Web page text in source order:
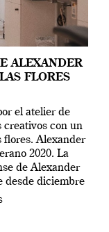
ALEXANDER
FLORES
el atelier de
creativos con un
flores. Alexander
2020. La
de Alexander
desde diciembre
[…]